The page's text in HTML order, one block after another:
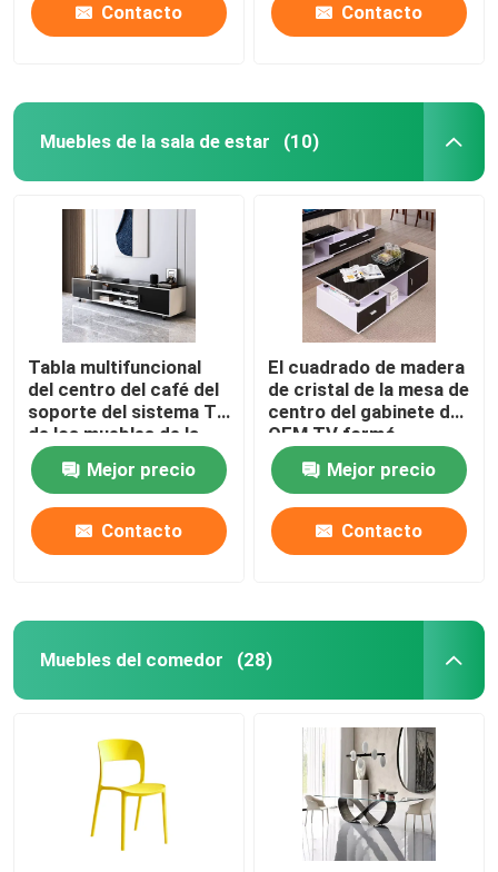
Contacto Contacto
Muebles de la sala de estar (10)
Tabla multifuncional
del centro del café del
soporte del sistema TV
de los muebles de la
sala de estar
Mejor precio
Contacto
El cuadrado de madera
de cristal de la mesa de
centro del gabinete del
OEM TV formó
almacenamiento fácil
Mejor precio
Contacto
Muebles del comedor (28)